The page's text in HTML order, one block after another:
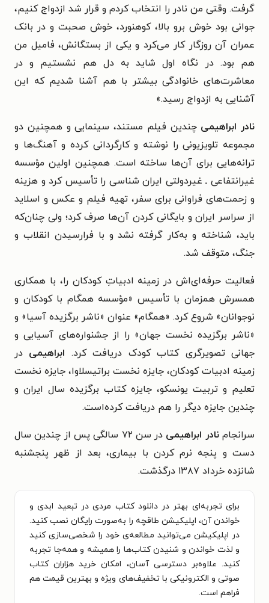
گرفت. وقتی من نادر را انتخاب کردم و قرار شد ازدواج کنیم،‌
جوانی بود خوش برو بالا، کوهنورد، خوش صحبت و در بانک
عمران آن روزگار کار می‌کرد و یکی از بستگانش، فامیل من
هم بود. در نگاه اول شاید به دل هم نشستیم و در
معاشرت‌های خانوادگی بیشتر با هم آشنا شدیم که این
آشنایی به ازدواج رسید.»
نادر ابراهیمی چندین فیلم مستند، سینمایی و همچنین دو
مجموعه تلویزیونی را نوشته و کارگردانی کرده و آهنگ‌ها و
ترانه‌هایی برای آن‌ها ساخته ‌است. همچنین اولین مؤسسه
غیرانتفاعی ـ غیردولتی ایران‌ شناسی را تأسیس کرد و هزینه
و زحمت‌های فراوانی برای سفر، تهیه فیلم و عکس و اسلاید
از سراسر ایران و بایگانی کردن آن‌ها صرف کرد؛ ولی چنان‌که
باید، شناخته و به‌کار گرفته نشد و با فرارسیدن انقلاب و
جنگ، متوقف شد.
فعالیت حرفه‌ای‌اش در زمینه ادبیاتِ کودکان را، با همکاری
همسرش همزمان با تأسیس «مؤسسه همگام با کودکان و
نوجوانان» شروع کرد. «همگام» عنوان «ناشر برگزیده آسیا» و
«ناشر برگزیده نخست جهان» را از جشنواره‌های آسیایی و
جهانی تصویرگری کتاب کودک دریافت کرد. ابراهیمی در
زمینه ادبیات کودکان، جایزه نخست براتیسلاوا، جایزه نخست
تعلیم و تربیت یونسکو، جایزه کتاب برگزیده سال ایران و
چندین جایزه دیگر را هم دریافت کرده‌است.
سرانجامنادر ابراهیمی
در سن ۷۲ سالگی پس از چندین سال
دست و پنجه نرم کردن با بیماری، بعد از ظهر پنجشنبه
شانزده خرداد ۱۳۸۷ درگذشت.
برای تجربه‌ای بهتر در دانلود کتاب مردی در تبعید ابدی و
خواندن آن، اپلیکیشن طاقچه را به‌صورت رایگان نصب کنید.
در اپلیکیشن می‌توانید مطالعه‌ی خود را شخصی‌سازی کنید
و لذت خواندن و شنیدن کتاب‌ها را همیشه و همه‌جا تجربه
کنید. علاوه‌بر دسترسی آسان، امکان خرید هزاران کتاب
صوتی و الکترونیکی با تخفیف‌های ویژه و بهترین قیمت هم
فراهم است.